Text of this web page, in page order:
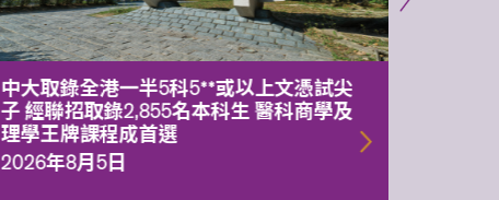
中大取錄全港一半5科5**或以上文憑試尖
子 經聯招取錄2,855名本科生 醫科商學及
理學王牌課程成首選
2026年8月5日